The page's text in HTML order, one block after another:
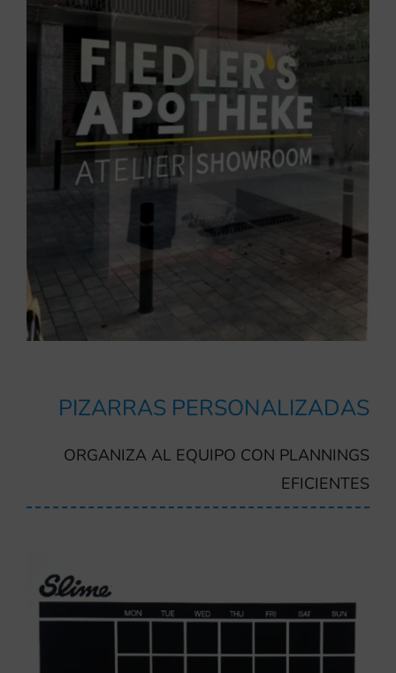
PIZARRAS PERSONALIZADAS
ORGANIZA AL EQUIPO CON PLANNINGS
EFICIENTES